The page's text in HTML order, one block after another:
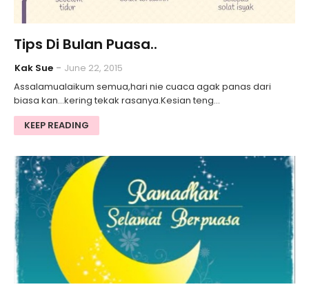
Tips Di Bulan Puasa..
Kak Sue
June 22, 2015
Assalamualaikum semua,hari nie cuaca agak panas dari
biasa kan...kering tekak rasanya.Kesian teng…
KEEP READING